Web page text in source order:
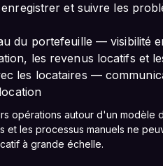
et suivre les
du portefeuille — visibilité
les revenus locatifs et
les locataires —
opérations autour d'un
et les processus manuels ne
à grande échelle.